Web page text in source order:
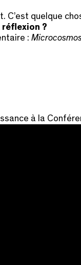
quelque
?
: Microcosmos
à la